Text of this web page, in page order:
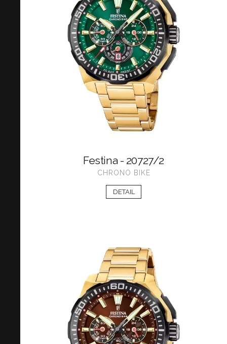
Festina - 20727/2
CHRONO BIKE
DETAIL